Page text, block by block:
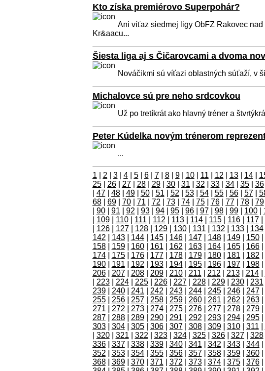
Kto získa premiérovo Superpohár?
Ani víťaz siedmej ligy ObFZ Rakovec
Kr&aacu...
Šiesta liga aj s Čičarovcami a dvoma
Nováčikmi sú víťazi oblastných súťaží, v
Michalovce sú pre neho srdcovkou
Už po tretíkrát ako hlavný tréner a
Peter Kúdelka novým trénerom
...
1 2 3| 4| 5| 6| 7| 8| 9| 10| 11 12 13| 14|
25| 26| 27| 28| 29| 30| 31 32 33| 34| 35| 36|
47| 48| 49| 50| 51 52 53| 54| 55| 56| 57|
68| 69| 70| 71 72 73| 74| 75| 76| 77| 78| 79|
90| 91 92 93| 94| 95| 96| 97| 98| 99| 100|
109| 110| 111 112 113| 114| 115| 116| 117|
126| 127| 128| 129| 130| 131 132 133| 134|
142
143| 144| 145| 146| 147| 148| 149| 150|
158| 159| 160| 161 162 163| 164| 165| 166|
174| 175| 176| 177| 178| 179| 180| 181 182
190| 191 192 193| 194| 195| 196| 197| 198|
206| 207| 208| 209| 210| 211 212 213| 214|
223| 224| 225| 226| 227| 228| 229| 230| 231
239| 240| 241 242 243| 244| 245| 246| 247|
255| 256| 257| 258| 259| 260| 261 262 263|
271
272 273| 274| 275| 276| 277| 278| 279|
287| 288| 289| 290| 291 292 293| 294| 295|
303| 304| 305| 306| 307| 308| 309| 310| 311
320| 321 322 323| 324| 325| 326| 327| 328|
336| 337| 338| 339| 340| 341 342 343| 344|
352
353| 354| 355| 356| 357| 358| 359| 360|
368| 369| 370| 371 372 373| 374| 375| 376|